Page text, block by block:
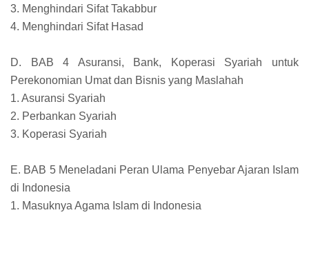
3. Menghindari Sifat Takabbur
4. Menghindari Sifat Hasad
D. BAB 4 Asuransi, Bank, Koperasi Syariah untuk
Perekonomian Umat dan Bisnis yang Maslahah
1. Asuransi Syariah
2. Perbankan Syariah
3. Koperasi Syariah
E. BAB 5 Meneladani Peran Ulama Penyebar Ajaran Islam
di Indonesia
1. Masuknya Agama Islam di Indonesia